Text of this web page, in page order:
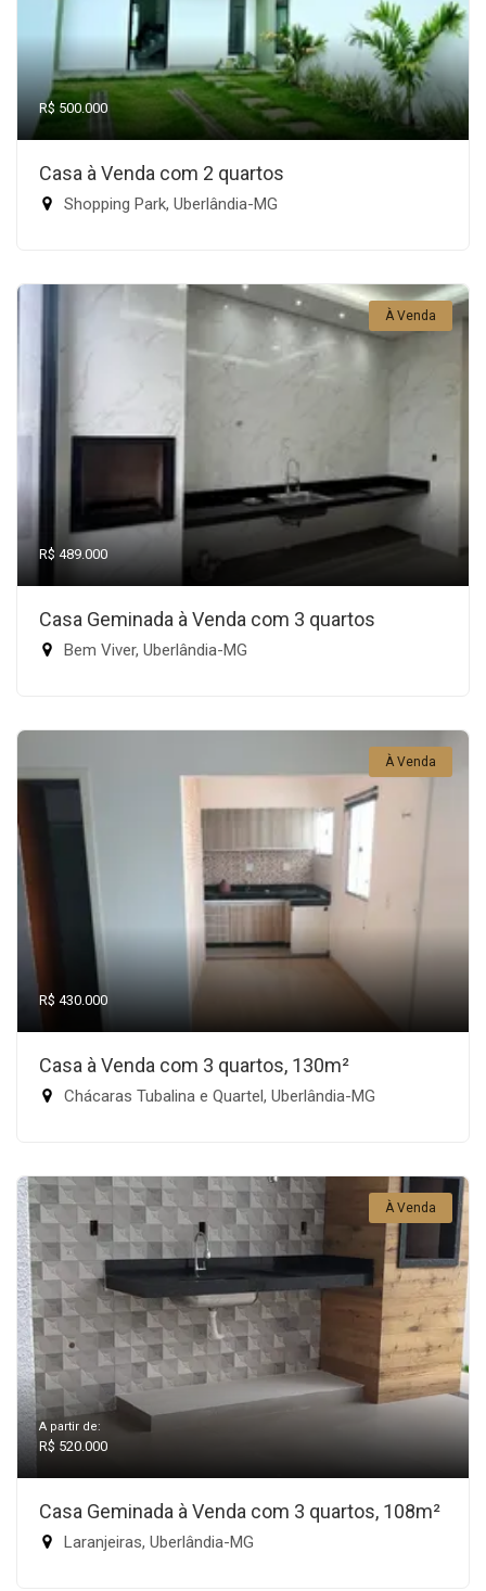
R$ 500.000
Casa à Venda com 2 quartos
Shopping Park, Uberlândia-MG
À Venda
R$ 489.000
Casa Geminada à Venda com 3 quartos
Bem Viver, Uberlândia-MG
À Venda
R$ 430.000
Casa à Venda com 3 quartos, 130m²
Chácaras Tubalina e Quartel, Uberlândia-MG
À Venda
A partir de:
R$ 520.000
Casa Geminada à Venda com 3 quartos, 108m²
Laranjeiras, Uberlândia-MG